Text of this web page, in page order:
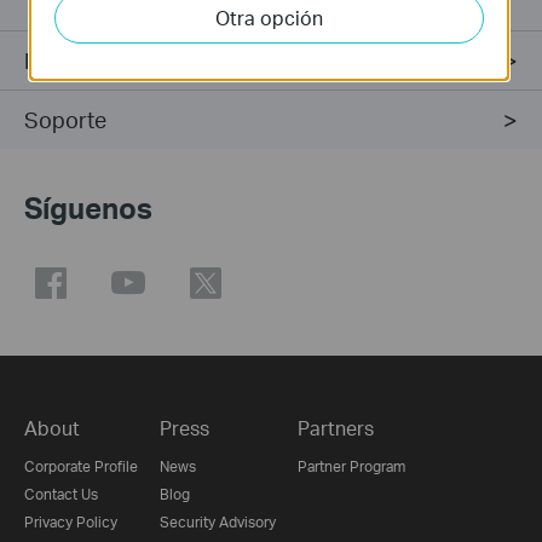
sobretensiones eléctricas.
Especificaciones
Soporte
Síguenos
About
Corporate Profile
Contact Us
Privacy Policy
Press
News
Blog
Security Advisory
Partners
Partner Program
Otra opción